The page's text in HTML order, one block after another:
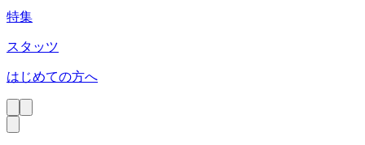
特集
スタッツ
はじめての方へ